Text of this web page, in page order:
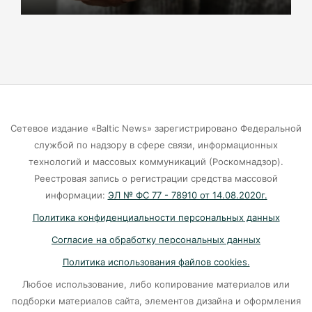
Маркса гибнут липы
подталкивает к депрессии
Калининград и Москва объединяются ради
07-08-2026
Убийцу участника СВО в Балтийске посадили
Сетевое издание «Baltic News» зарегистрировано Федеральной
службой по надзору в сфере связи, информационных
технологий и массовых коммуникаций (Роскомнадзор).
Реестровая запись о регистрации средства массовой
информации: ЭЛ № ФС 77 - 78910 от 14.08.2020г.
Политика конфиденциальности персональных данных
Согласие на обработку персональных данных
Политика использования файлов cookies.
Любое использование, либо копирование материалов или
подборки материалов сайта, элементов дизайна и оформления